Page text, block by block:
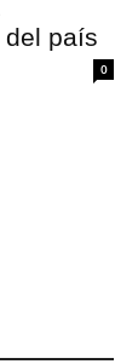
del país
0